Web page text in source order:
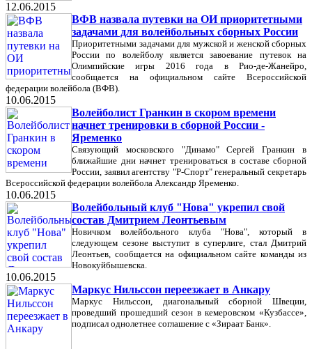
12.06.2015
ВФВ назвала путевки на ОИ приоритетными
задачами для волейбольных сборных России
Приоритетными задачами для мужской и женской сборных
России по волейболу является завоевание путевок на
Олимпийские игры 2016 года в Рио-де-Жанейро,
сообщается на официальном сайте Всероссийской
федерации волейбола (ВФВ).
10.06.2015
Волейболист Гранкин в скором времени
начнет тренировки в сборной России -
Яременко
Связующий московского "Динамо" Сергей Гранкин в
ближайшие дни начнет тренироваться в составе сборной
России, заявил агентству "Р-Спорт" генеральный секретарь
Всероссийской федерации волейбола Александр Яременко.
10.06.2015
Волейбольный клуб "Нова" укрепил свой
состав Дмитрием Леонтьевым
Новичком волейбольного клуба "Нова", который в
следующем сезоне выступит в суперлиге, стал Дмитрий
Леонтьев, сообщается на официальном сайте команды из
Новокуйбышевска.
10.06.2015
Маркус Нильссон переезжает в Анкару
Маркус Нильссон, диагональный сборной Швеции,
проведший прошедший сезон в кемеровском «Кузбассе»,
подписал однолетнее соглашение с «Зираат Банк».